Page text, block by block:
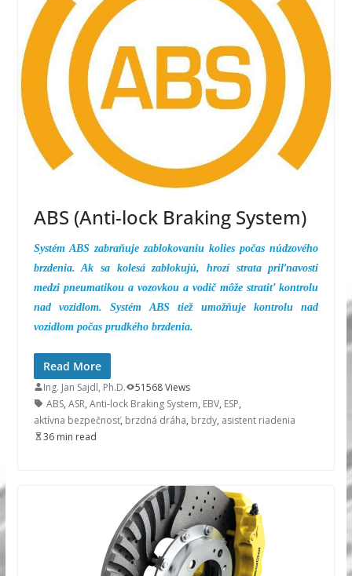
ABS (Anti-lock Braking System)
Systém ABS zabraňuje zablokovaniu kolies počas núdzového
brzdenia. Ak sa kolesá zablokujú, hrozí strata priľnavosti
medzi pneumatikou a vozovkou a vodič môže stratiť kontrolu
nad vozidlom. Systém ABS tiež umožňuje kontrolu nad
vozidlom počas prudkého brzdenia.
Read More
Ing. Jan Sajdl, Ph.D.
51568 Views
ABS, ASR, Anti-lock Braking System, EBV, ESP,
aktívna bezpečnosť, brzdná dráha, brzdy, asistent riadenia
36 min read